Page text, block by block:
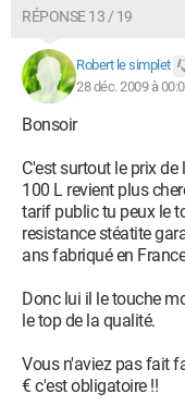
RÉPONSE 13 / 19
Robert le simplet
28 déc. 2009 à
Bonsoir
C'est surtout le prix
100 L revient plus
tarif public tu peux le
resistance stéatite
ans fabriqué en
Donc lui il le touche
le top de la qualité.
Vous n'aviez pas fait
€ c'est obligatoire !!